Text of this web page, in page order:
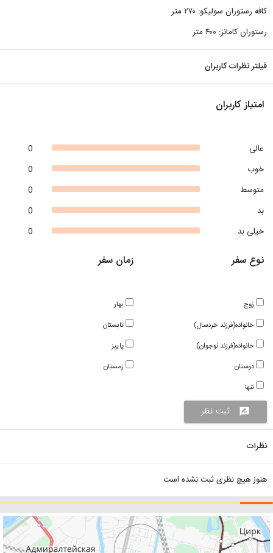
کافه رستوران سولیکو: ۲۷۰ متر
رستوران کامانز: ۴۰۰ متر
فیلتر نظرات کاربران
امتیاز کاربران
0
عالی
0
خوب
0
متوسط
0
بد
0
خیلی بد
زمان سفر
بهار
تابستان
پاییز
زمستان
نوع سفر
زوج
خانواده(فرزند خردسال)
خانواده(فرزند نوجوان)
دوستان
تنها
rate_review ثبت نظر
نظرات
هنوز هیچ نظری ثبت نشده است